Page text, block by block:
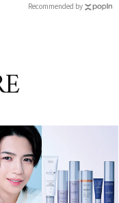
Recommended by